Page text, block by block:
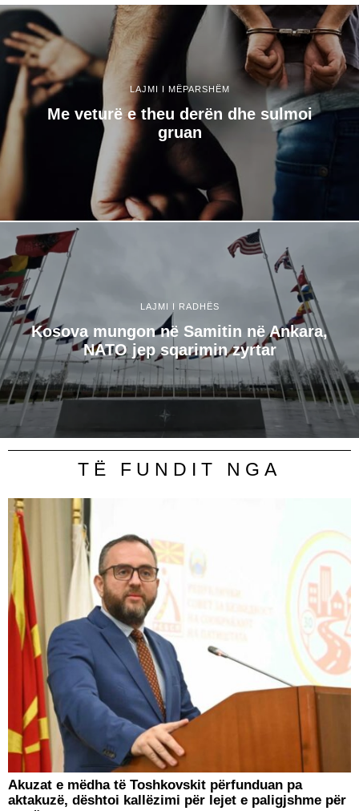
LAJMI I MËPARSHËM
Me veturë e theu derën dhe sulmoi
gruan
LAJMI I RADHËS
Kosova mungon në Samitin në Ankara,
NATO jep sqarimin zyrtar
TË FUNDIT NGA
Akuzat e mëdha të Toshkovskit përfunduan pa
aktakuzë, dështoi kallëzimi për lejet e paligjshme për